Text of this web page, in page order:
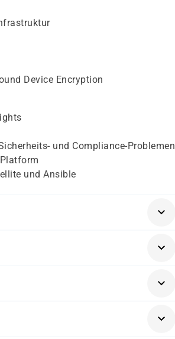
Device Encryption
und Compliance-Problemen
und Ansible
oder vergleichbare praktische